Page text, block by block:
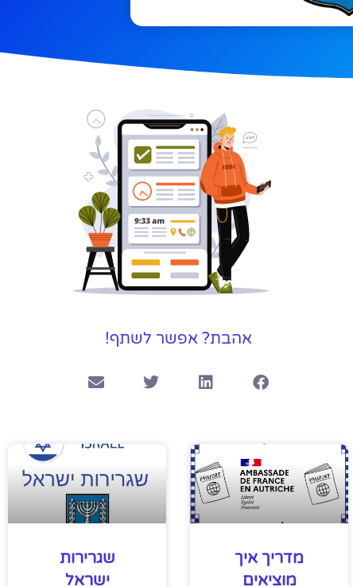
אהבת? אפשר לשתף!
מדריך איך
מוציאים
שגרירות
ישראל